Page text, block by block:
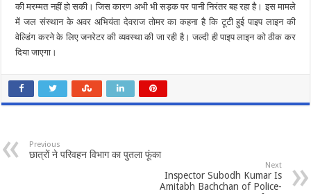
की मरम्मत नहीं हो सकी। जिस कारण अभी भी सड़क पर पानी निरंतर बह रहा है। इस मामले
में जल संस्थान के अवर अभियंता देवराज तोमर का कहना है कि टूटी हुई पाइप लाइन की
वेल्डिंग करने के लिए जनरेटर की व्यवस्था की जा रही है। जल्दी ही पाइप लाइन को ठीक कर
दिया जाएगा।
Previous
छात्रों ने परिवहन विभाग का पुतला फूंका
Next
Inspector Subodh Kumar Is
Amitabh Bachchan of Police-